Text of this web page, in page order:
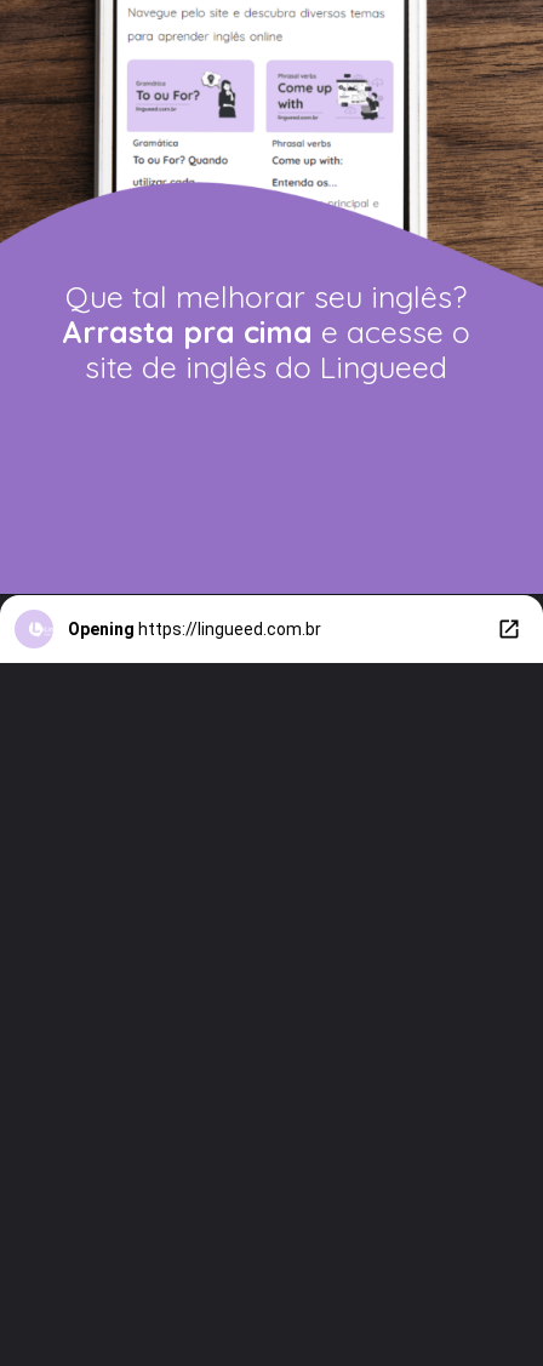
Que tal melhorar seu inglês?
Arrasta pra cima e acesse o
site de inglês do Lingueed
Opening https://lingueed.com.br